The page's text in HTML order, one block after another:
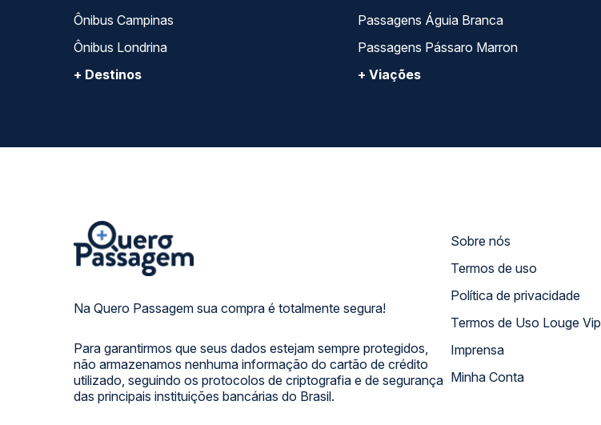
Ônibus Campinas
Ônibus Londrina
+ Destinos
Passagens Águia Branca
Passagens Pássaro Marron
+ Viações
Na Quero Passagem sua compra é totalmente segura!
Para garantirmos que seus dados estejam sempre protegidos,
não armazenamos nenhuma informação do cartão de crédito
utilizado, seguindo os protocolos de criptografia e de segurança
das principais instituições bancárias do Brasil.
Sobre nós
Termos de uso
Política de privacidade
Termos de Uso Louge Vip
Imprensa
Minha Conta